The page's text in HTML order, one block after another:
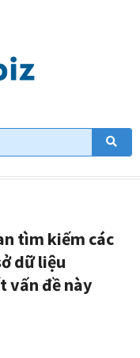
tìm kiếm các
dữ liệu
vấn đề này